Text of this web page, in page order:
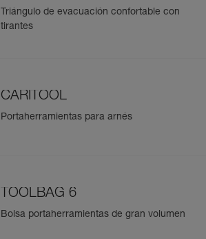
Triángulo de evacuación confortable con
tirantes
CARITOOL
Portaherramientas para arnés
TOOLBAG 6
Bolsa portaherramientas de gran volumen